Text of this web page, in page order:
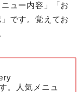
ュー内容」「お
です。覚えてお
。人気メニュ